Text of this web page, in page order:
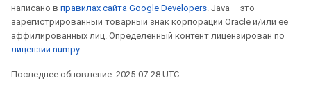
написано в правилах сайта Google Developers. Java – это
зарегистрированный товарный знак корпорации Oracle и/или ее
аффилированных лиц. Определенный контент лицензирован по
лицензии numpy.
Последнее обновление: 2025-07-28 UTC.